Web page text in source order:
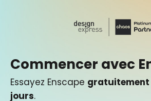
Commencer avec
Essayez Enscape gratuitement
jours.